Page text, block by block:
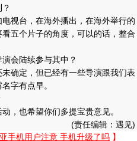
视台，在海外播出，在海外举行的
五个片子的角度，可以的话，整合
会陆续参与其中？
确定，但已经有一些导演跟我们表
字有点早。
也希望你们多提宝贵意见。
(责任编辑：遇见)